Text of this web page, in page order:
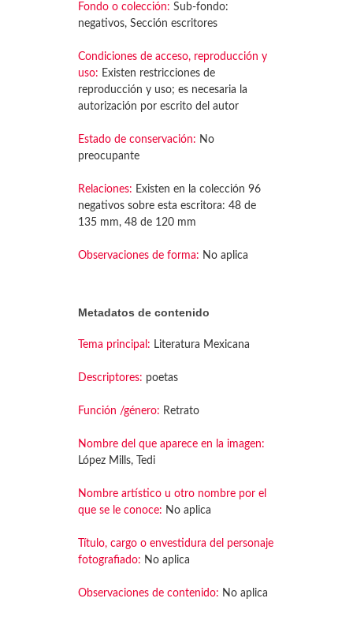
Fondo o colección: Sub-fondo:
negativos, Sección escritores
Condiciones de acceso, reproducción y
uso: Existen restricciones de
reproducción y uso; es necesaria la
autorización por escrito del autor
Estado de conservación: No
preocupante
Relaciones: Existen en la colección 96
negativos sobre esta escritora: 48 de
135 mm, 48 de 120 mm
Observaciones de forma: No aplica
Metadatos de contenido
Tema principal: Literatura Mexicana
Descriptores: poetas
Función /género: Retrato
Nombre del que aparece en la imagen:
López Mills, Tedi
Nombre artístico u otro nombre por el
que se le conoce: No aplica
Título, cargo o envestidura del personaje
fotografiado: No aplica
Observaciones de contenido: No aplica